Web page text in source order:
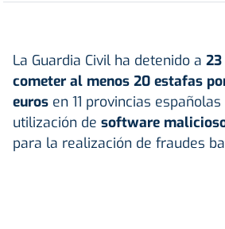
La Guardia Civil ha detenido a
cometer al menos 20 estafas
euros en 11 provincias
utilización de software
para la realización de fraudes